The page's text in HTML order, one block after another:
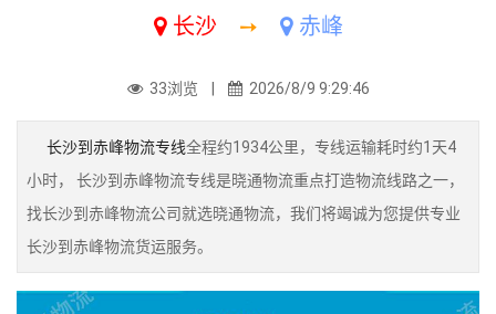
长沙 ➙ 赤峰
33浏览 | 2026/8/9 9:29:46
长沙到赤峰物流专线全程约1934公里，专线运输耗时约1天4
小时， 长沙到赤峰物流专线是晓通物流重点打造物流线路之一，
找长沙到赤峰物流公司就选晓通物流，我们将竭诚为您提供专业
长沙到赤峰物流货运服务。